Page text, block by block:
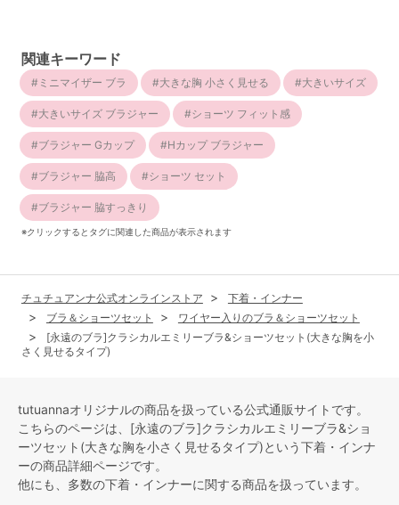
関連キーワード
ミニマイザー ブラ 大きな胸 小さく見せる 大きいサイズ
大きいサイズ ブラジャー ショーツ フィット感
ブラジャー Gカップ Hカップ ブラジャー
ブラジャー 脇高 ショーツ セット
ブラジャー 脇すっきり
※クリックするとタグに関連した商品が表示されます
チュチュアンナ公式オンラインストア
下着・インナー
ブラ＆ショーツセット
ワイヤー入りのブラ＆ショーツセット
[永遠のブラ]クラシカルエミリーブラ&ショーツセット(大きな胸を小
さく見せるタイプ)
tutuannaオリジナルの商品を扱っている公式通販サイトです。
こちらのページは、[永遠のブラ]クラシカルエミリーブラ&ショ
ーツセット(大きな胸を小さく見せるタイプ)という下着・インナ
ーの商品詳細ページです。
他にも、多数の下着・インナーに関する商品を扱っています。